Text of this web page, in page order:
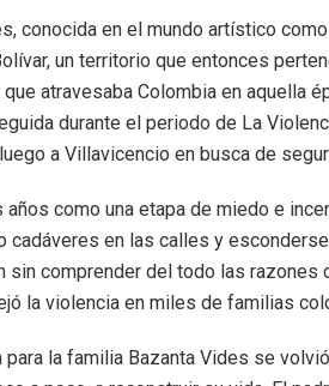
conocida en el mundo artístico
un territorio que entonces
atravesaba Colombia en aquella
durante el periodo de La
a Villavicencio en busca de
como una etapa de miedo e
cadáveres en las calles y
sin comprender del todo las razones
la violencia en miles de familias
para la familia Bazanta Vides se